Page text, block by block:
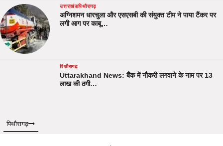
उत्तराखंडपिथौरागढ़
अग्निशमन धारचुला और एसएसबी की संयुक्त टीम ने पाया टैंकर पर
लगी आग पर काबू…
पिथौरागढ़
Uttarakhand News: बैंक में नौकरी लगवाने के नाम पर 13
लाख की ठगी…
पिथौरागढ़